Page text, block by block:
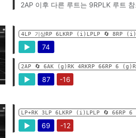
2AP 이후 다른 루트는 9RPLK 루트
4LP 기상RP 6LKRP (i)LPLP 🔄️ 8RP
▶ 74
2AP 🔄️ 6AK (g)RK 4RKRP 66RP 6
▶ 87 -16
LP+RK 3LP 6LKRP (i)LPLP 🔄️ 66RP 6
▶ 69 -12